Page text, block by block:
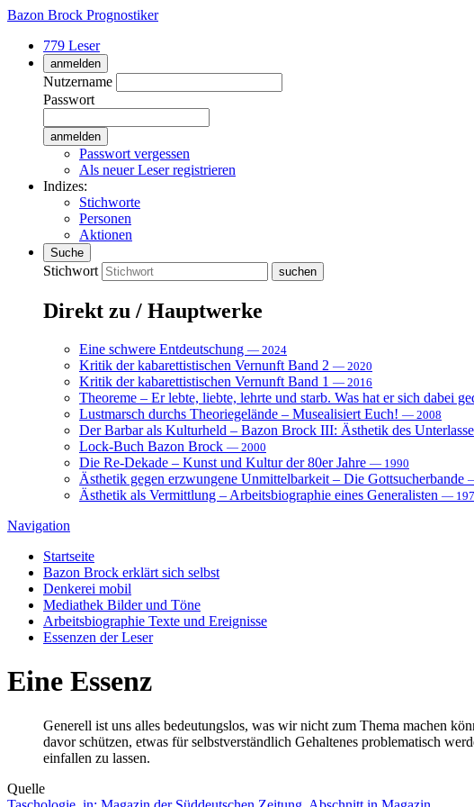
Bazon Brock Prognostiker
779 Leser
anmelden
Nutzername
Passwort
Passwort vergessen
Als neuer Leser registrieren
Indizes:
Stichworte
Personen
Aktionen
Suche
Stichwort
Direkt zu / Hauptwerke
Eine schwere Entdeutschung — 2024
Kritik der kabarettistischen Vernunft Band 2 — 2020
Kritik der kabarettistischen Vernunft Band 1 — 2016
Theoreme – Er lebte, liebte, lehrte und starb. Was hat er sich dabei
Lustmarsch durchs Theoriegelände – Musealisiert Euch! — 2008
Der Barbar als Kulturheld – Bazon Brock III: Ästhetik des
Lock-Buch Bazon Brock — 2000
Die Re-Dekade – Kunst und Kultur der 80er Jahre — 1990
Ästhetik gegen erzwungene Unmittelbarkeit – Die Gottsucherbande
Ästhetik als Vermittlung – Arbeitsbiographie eines Generalisten —
Navigation
Startseite
Bazon Brock erklärt sich selbst
Denkerei mobil
Mediathek Bilder und Töne
Arbeitsbiographie Texte und Ereignisse
Essenzen der Leser
Eine Essenz
Generell ist uns alles bedeutungslos, was wir nicht zum Thema machen
davor schützen, etwas für selbstverständlich Gehaltenes problematisch
einfallen zu lassen.
Quelle